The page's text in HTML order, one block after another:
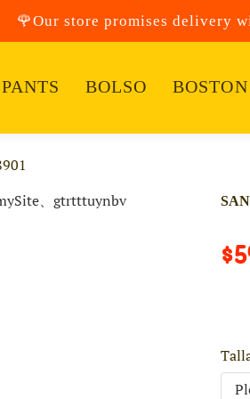
PANTS BOLSO BOSTON
🌹Our store promises delivery